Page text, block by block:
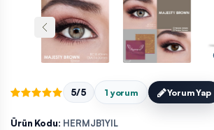
5/5 1 yorum Yorum Yap
Ürün Kodu: HERMJB1YIL